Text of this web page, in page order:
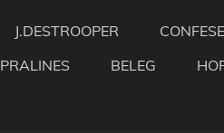
J.DESTROOPER
PRALINES BELEG